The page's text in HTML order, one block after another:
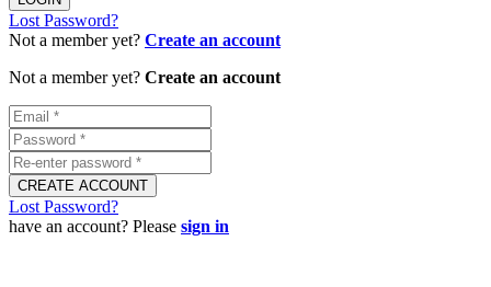
Lost Password?
Not a member yet? Create an account
Not a member yet? Create an account
Lost Password?
have an account? Please sign in